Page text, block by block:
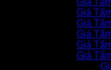
Giá
Giá
Giá
Giá
Giá